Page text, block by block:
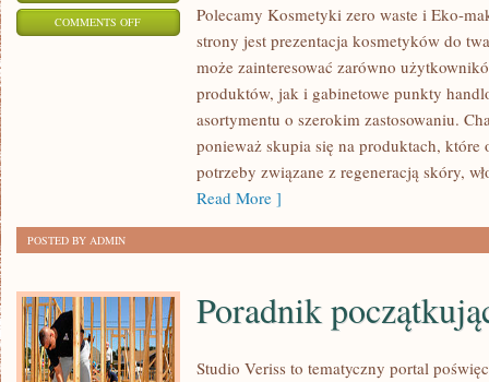
COMMENTS OFFON
Polecamy Kosmetyki zero waste i Eko-
strony jest prezentacja kosmetyków do
może zainteresować zarówno
produktów, jak i gabinetowe punkty
asortymentu o szerokim zastosowaniu.
ponieważ skupia się na produktach, które
potrzeby związane z regeneracją skóry,
Read More ]
POSTED BY ADMIN
Poradnik
Studio Veriss to tematyczny portal